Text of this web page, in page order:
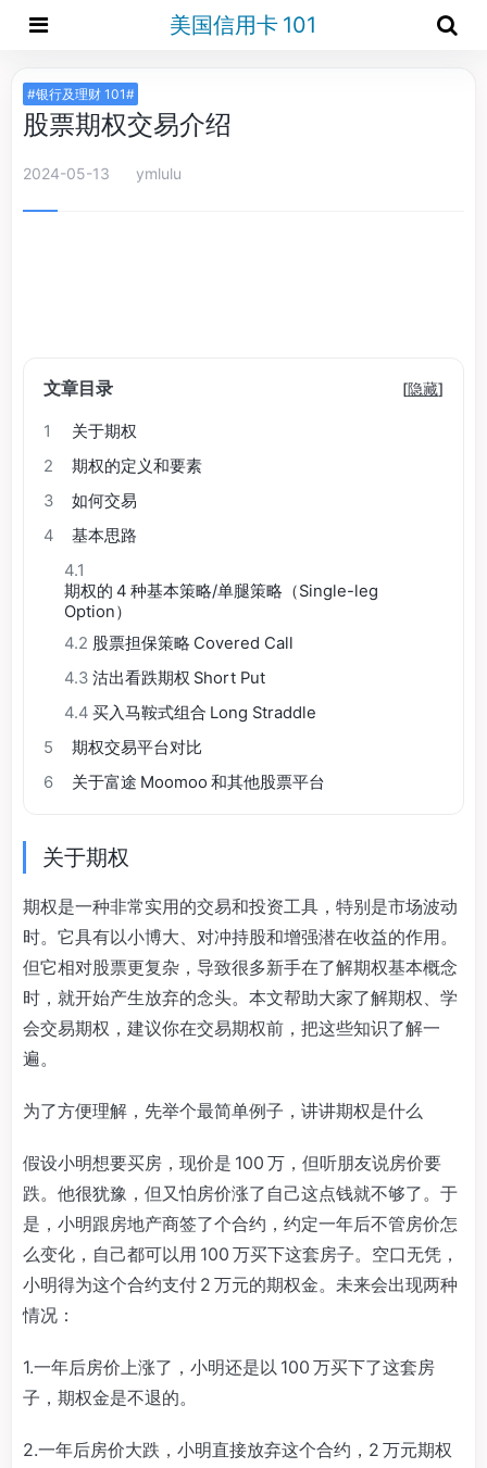
美国信用卡 101
#银行及理财 101#
股票期权交易介绍
2024-05-13 ymlulu
文章目录 [隐藏]
1
关于期权
2
期权的定义和要素
3
如何交易
4
基本思路
4.1
期权的 4 种基本策略/单腿策略（Single-leg
Option）
4.2 股票担保策略 Covered Call
4.3 沽出看跌期权 Short Put
4.4 买入马鞍式组合 Long Straddle
5
期权交易平台对比
6
关于富途 Moomoo 和其他股票平台
关于期权
期权是一种非常实用的交易和投资工具，特别是市场波动
时。它具有以小博大、对冲持股和增强潜在收益的作用。
但它相对股票更复杂，导致很多新手在了解期权基本概念
时，就开始产生放弃的念头。本文帮助大家了解期权、学
会交易期权，建议你在交易期权前，把这些知识了解一
遍。
为了方便理解，先举个最简单例子，讲讲期权是什么
假设小明想要买房，现价是 100 万，但听朋友说房价要
跌。他很犹豫，但又怕房价涨了自己这点钱就不够了。于
是，小明跟房地产商签了个合约，约定一年后不管房价怎
么变化，自己都可以用 100 万买下这套房子。空口无凭，
小明得为这个合约支付 2 万元的期权金。未来会出现两种
情况：
1.一年后房价上涨了，小明还是以 100 万买下了这套房
子，期权金是不退的。
2.一年后房价大跌，小明直接放弃这个合约，2 万元期权